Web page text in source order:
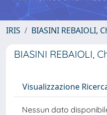
IRIS BIASINI REBAIOLI,
BIASINI REBAIOLI,
Visualizzazione
Nessun dato